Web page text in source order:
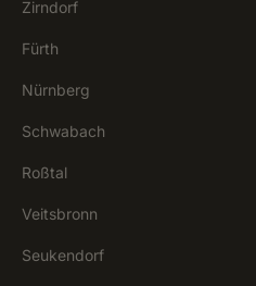
Zirndorf
Fürth
Nürnberg
Schwabach
Roßtal
Veitsbronn
Seukendorf